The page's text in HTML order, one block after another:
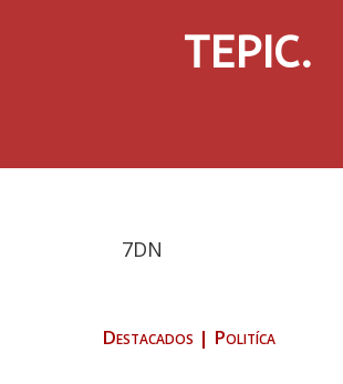
TEPIC.
7DN
Destacados | Politíca